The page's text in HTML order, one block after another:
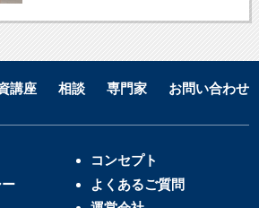
講座 相談 専門家 お問い合わせ
コンセプト
よくあるご質問